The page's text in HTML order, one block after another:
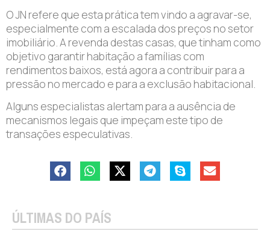
O JN refere que esta prática tem vindo a agravar-se,
especialmente com a escalada dos preços no setor
imobiliário. A revenda destas casas, que tinham como
objetivo garantir habitação a famílias com
rendimentos baixos, está agora a contribuir para a
pressão no mercado e para a exclusão habitacional.
Alguns especialistas alertam para a ausência de
mecanismos legais que impeçam este tipo de
transações especulativas.
ÚLTIMAS DO PAÍS